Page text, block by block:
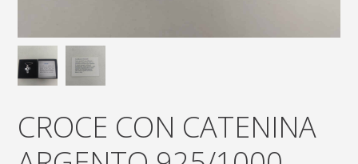
CROCE CON CATENINA